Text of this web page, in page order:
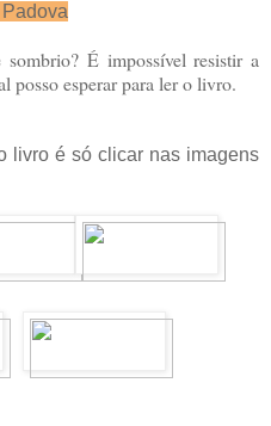
sombrio? É impossível resistir a
posso esperar para ler o livro.
livro é só clicar nas imagens